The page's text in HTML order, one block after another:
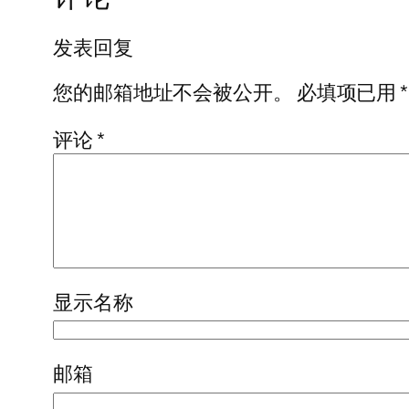
发表回复
您的邮箱地址不会被公开。
必填项已用*
评论*
显示名称
邮箱